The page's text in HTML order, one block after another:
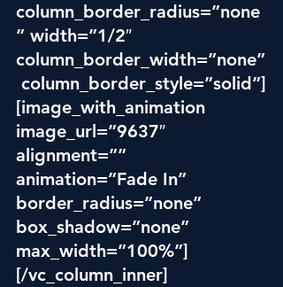
column_border_radius=”none
” width=”1/2″
column_border_width=”none”
column_border_style=”solid”]
[image_with_animation
image_url=”9637″
alignment=””
animation=”Fade In”
border_radius=”none”
box_shadow=”none”
max_width=”100%”]
[/vc_column_inner]